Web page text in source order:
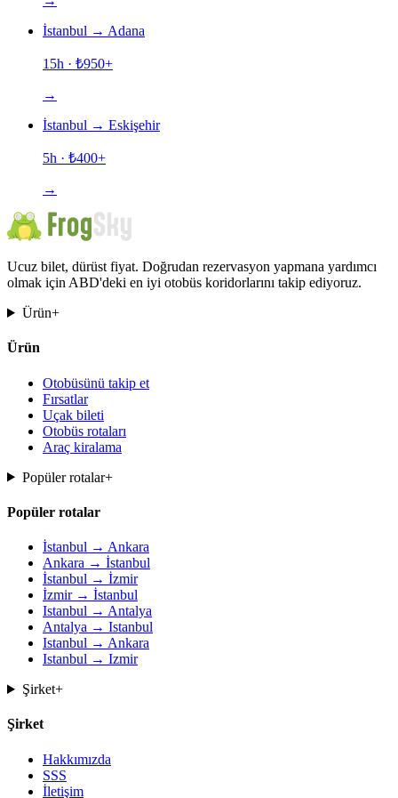
İstanbul → Adana
15h · ₺950+
→
İstanbul → Eskişehir
5h · ₺400+
→
Ucuz bilet, dürüst fiyat. Doğrudan rezervasyon yapmana yardımcı
olmak için ABD'deki en iyi otobüs koridorlarını takip ediyoruz.
Ürün+
Ürün
Otobüsünü takip et
Fırsatlar
Uçak bileti
Otobüs rotaları
Araç kiralama
Popüler rotalar+
Popüler rotalar
İstanbul → Ankara
Ankara → İstanbul
İstanbul → İzmir
İzmir → İstanbul
Istanbul → Antalya
Antalya → Istanbul
Istanbul → Ankara
Istanbul → Izmir
Şirket+
Şirket
Hakkımızda
SSS
İletişim